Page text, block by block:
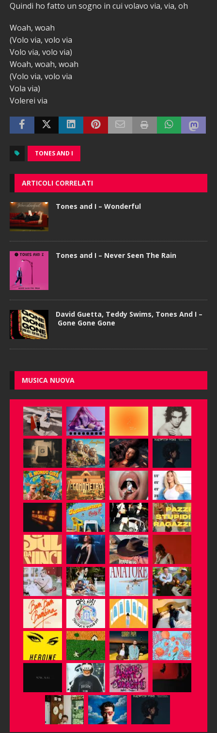
Quindi ho fatto un sogno in cui volavo via, via, oh
Woah, woah
(Volo via, volo via
Volo via, volo via)
Woah, woah, woah
(Volo via, volo via
Vola via)
Volerei via
TONES AND I
ARTICOLI CORRELATI
Tones and I – Wonderful
Tones and I – Never Seen The Rain
David Guetta, Teddy Swims, Tones And I –
Gone Gone Gone
MUSICA NUOVA